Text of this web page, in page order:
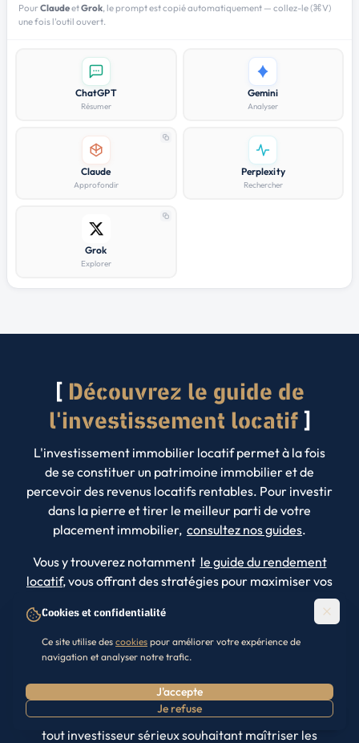
Prendre RDV
PourClaudeetGrok, le prompt est copié automatiquement — collez-le (⌘V)
une fois l'outil ouvert.
ChatGPT
Résumer
Gemini
Analyser
Claude
Approfondir
Perplexity
Rechercher
Grok
Explorer
Découvrez le guide de
l'investissement locatif
L'investissement immobilier locatif permet à la fois
de se constituer un patrimoine immobilier et de
percevoir des revenus locatifs rentables. Pour investir
dans la pierre et tirer le meilleur parti de votre
placement immobilier, consultez nos guides.
Vous y trouverez notamment le guide du rendement
locatif, vous offrant des stratégies pour maximiser vos
l'investissement à l'étranger
, pour diversifier et
sécuriser vos actifs et une analyse approfondie de
l'immeuble de rapport, qui présente les avantages et
plusieurs unités de location au sein d'un même
bâtiment. Ces ressources sont indispensables pour
tout investisseur sérieux souhaitant maîtriser les
Cookies et confidentialité
Ce site utilise des cookies pour améliorer votre expérience de
navigation et analyser notre trafic.
J'accepte
Je refuse